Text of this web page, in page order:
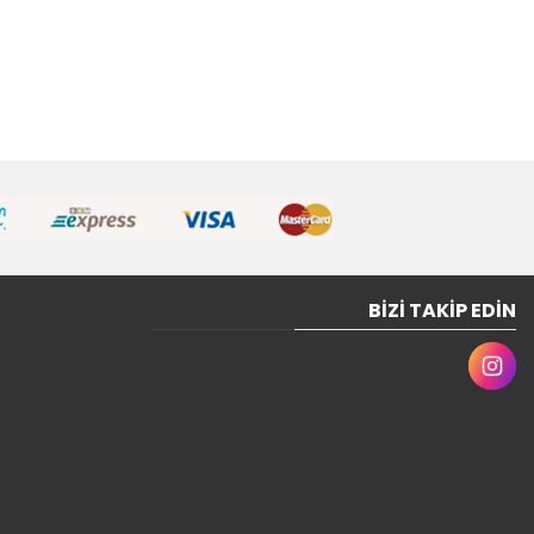
BIZI TAKIP EDIN